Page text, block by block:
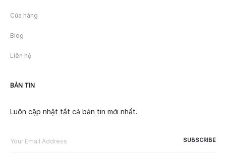
Cửa hàng
Blog
Liên hệ
BẢN TIN
Luôn cập nhật tất cả bản tin mới nhất.